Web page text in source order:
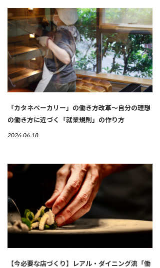
「カタネベーカリー」の働き方改革～自分の理想
の働き方に近づく「就業規則」の作り方
2026.06.18
【今必要な店づくり】レアル・ダイニング流「働